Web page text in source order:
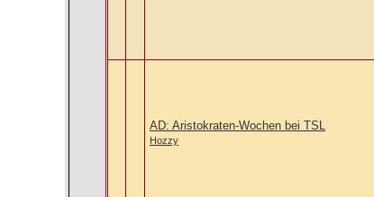
AD: Aristokraten-Wochen bei TSL
Hozzy